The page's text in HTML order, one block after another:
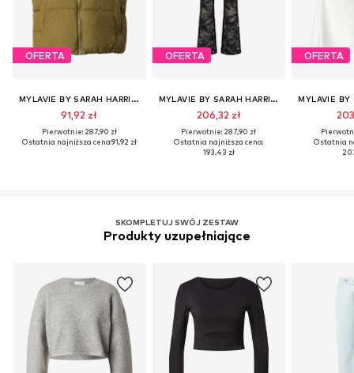
OFERTA
MYLAVIE BY SARAH HARRISON
91,92 zł
Pierwotnie: 287,90 zł
Ostatnia najniższa cena:91,92 zł
OFERTA
MYLAVIE BY SARAH HARRISON
206,32 zł
Pierwotnie: 287,90 zł
Ostatnia najniższa cena:
193,43 zł
OFERTA
Ostatnia
SKOMPLETUJ SWÓJ ZESTAW
Produkty uzupełniające